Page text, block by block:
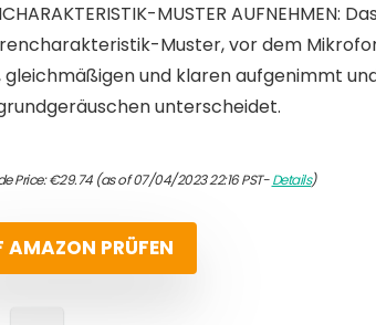
MUSTER AUFNEHMEN:
Muster, vor dem
gleichmäßigen und klaren aufgenimmt
unterscheidet.
Price:€29.74(as of 07/04/2023 22:16 PST-Details)
AMAZON PRÜFEN